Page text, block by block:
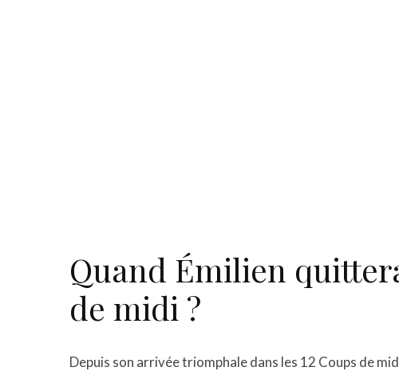
Quand Émilien
de midi ?
Depuis son arrivée triomphale dans les 12 Coups de